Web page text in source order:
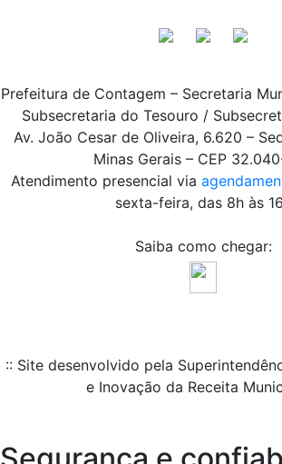
Prefeitura de Contagem – Secretaria
Subsecretaria do Tesouro /
Av. João Cesar de Oliveira, 6.620 –
Minas Gerais – CEP
Atendimento presencial via
sexta-feira, das 8h às
Saiba como chegar:
:: Site desenvolvido pela
e Inovação da Receita